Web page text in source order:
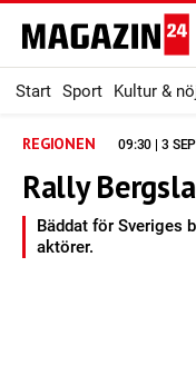
Start Sport Kultur &
REGIONEN 09:30 | 3
Rally
Bäddat för Sveriges
aktörer.